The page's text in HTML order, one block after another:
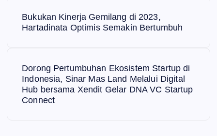
Bukukan Kinerja Gemilang di 2023,
Hartadinata Optimis Semakin Bertumbuh
Dorong Pertumbuhan Ekosistem Startup di
Indonesia, Sinar Mas Land Melalui Digital
Hub bersama Xendit Gelar DNA VC Startup
Connect